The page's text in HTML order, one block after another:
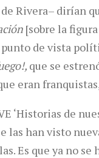
Rivera– dirían
[sobre la
de vista
que se
eran
‘Historias de
las han visto
Es que ya no